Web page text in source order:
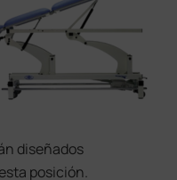
diseñados
posición.